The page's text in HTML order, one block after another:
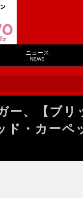
ニュース
NEWS
ー、【ブリ
ド・カーペ